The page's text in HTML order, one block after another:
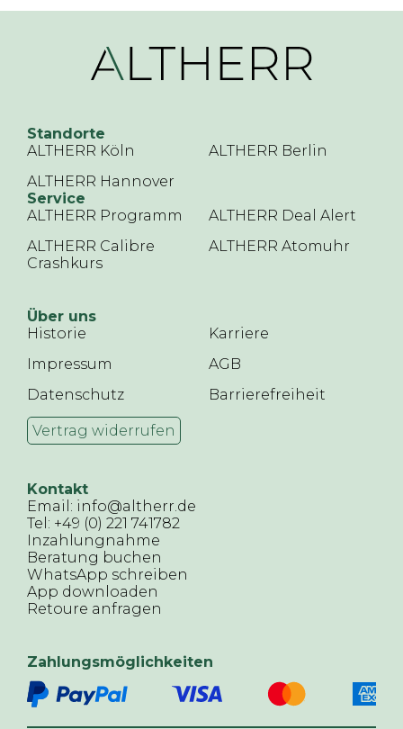
Standorte
ALTHERR Köln
ALTHERR Berlin
ALTHERR Hannover
Service
ALTHERR Programm
ALTHERR Deal Alert
ALTHERR Calibre
Crashkurs
ALTHERR Atomuhr
Über uns
Historie
Karriere
Impressum
AGB
Datenschutz
Barrierefreiheit
Vertrag widerrufen
Kontakt
Email: info@altherr.de
Tel: +49 (0) 221 741782
Inzahlungnahme
Beratung buchen
WhatsApp schreiben
App downloaden
Retoure anfragen
Zahlungsmöglichkeiten